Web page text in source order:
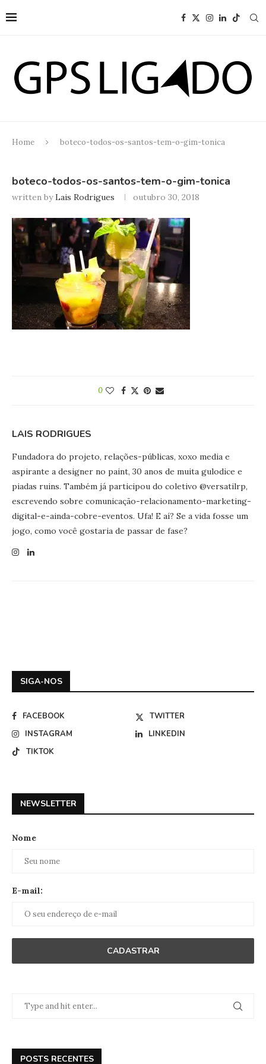
Home boteco-todos-os-santos-tem-o-gim-tonica
boteco-todos-os-santos-tem-o-gim-tonica
written byLais Rodrigues outubro 30, 2018
0
LAIS RODRIGUES
Fundadora do projeto, relações-públicas, xoxo media e
aspirante a designer no paint, 30 anos de muita gulodice e
piadas ruins. Também já participou do coletivo @versatilrp,
escrevendo sobre comunicação-relacionamento-marketing-
digital-e-ainda-cobre-eventos. Ufa! E aí? Se a vida fosse um
jogo, como você gostaria de passar de fase?
SIGA-NOS
FACEBOOK
TWITTER
INSTAGRAM
LINKEDIN
TIKTOK
NEWSLETTER
Nome
E-mail:
POSTS RECENTES